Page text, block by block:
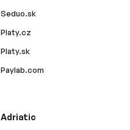
Seduo.sk
Platy.cz
Platy.sk
Paylab.com
Adriatic